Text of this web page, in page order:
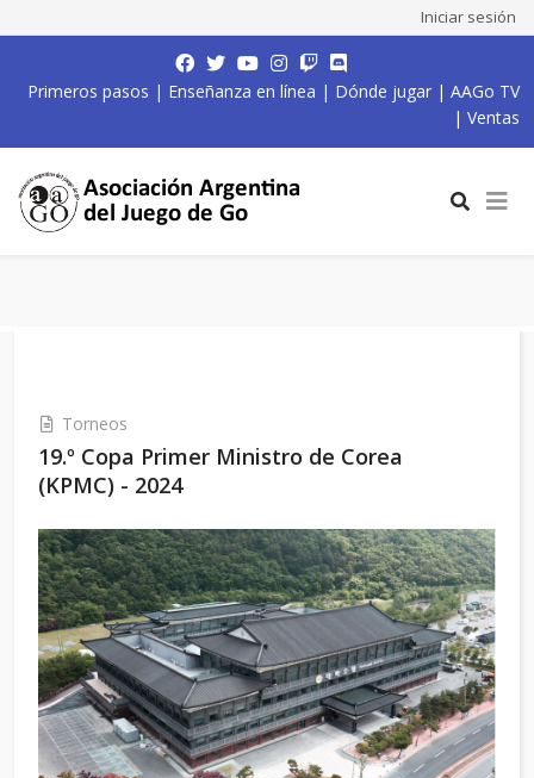
Iniciar sesión
Primeros pasos | Enseñanza en línea | Dónde jugar | AAGo TV
| Ventas
Torneos
19.º Copa Primer Ministro de Corea
(KPMC) - 2024